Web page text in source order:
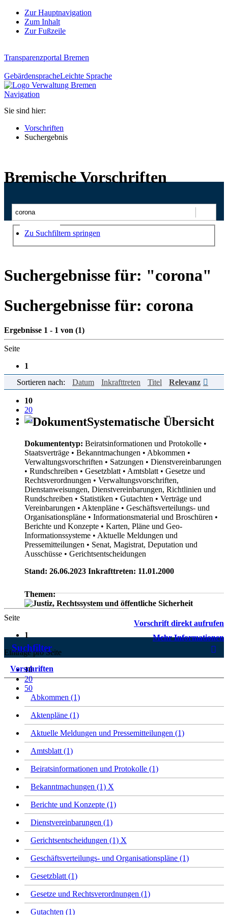
Zur Hauptnavigation
Zum Inhalt
Zur Fußzeile
Transparenzportal Bremen
GebärdenspracheLeichte Sprache
Navigation
Sie sind hier:
Vorschriften
Suchergebnis
Bremische Vorschriften
Suchen
Zu Suchfiltern springen
Suchergebnisse für: "corona"
Suchergebnisse für: corona
Ergebnisse 1 - 1 von (1)
Seite
1
Einträge pro Seite
10
20
50
Sortieren nach: Datum Inkrafttreten Titel Relevanz
Systematische Übersicht
Dokumententyp: Beiratsinformationen und Protokolle •
Staatsverträge • Bekanntmachungen • Abkommen •
Verwaltungsvorschriften • Satzungen • Dienstvereinbarungen
• Rundschreiben • Gesetzblatt • Amtsblatt • Gesetze und
Rechtsverordnungen • Verwaltungsvorschriften,
Dienstanweisungen, Dienstvereinbarungen, Richtlinien und
Rundschreiben • Statistiken • Gutachten • Verträge und
Vereinbarungen • Aktenpläne • Geschäftsverteilungs- und
Organisationspläne • Informationsmaterial und Broschüren •
Berichte und Konzepte • Karten, Pläne und Geo-
Informationssysteme • Aktuelle Meldungen und
Pressemitteilungen • Senat, Magistrat, Deputation und
Ausschüsse • Gerichtsentscheidungen
Stand: 26.06.2023 Inkrafttreten: 11.01.2000
Themen:
Vorschrift direkt aufrufen
Mehr Informationen
Seite
1
Einträge pro Seite
10
20
50
Suchfilter
Vorschriften
Abkommen (1)
Aktenpläne (1)
Aktuelle Meldungen und Pressemitteilungen (1)
Amtsblatt (1)
Beiratsinformationen und Protokolle (1)
Bekanntmachungen (1) X
Berichte und Konzepte (1)
Dienstvereinbarungen (1)
Gerichtsentscheidungen (1) X
Geschäftsverteilungs- und Organisationspläne (1)
Gesetzblatt (1)
Gesetze und Rechtsverordnungen (1)
Gutachten (1)